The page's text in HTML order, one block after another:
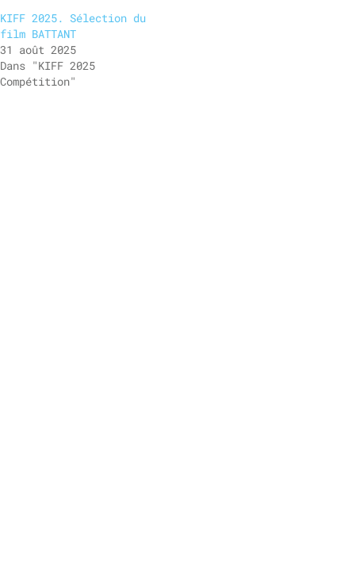
KIFF 2025. Sélection du
film BATTANT
31 août 2025
Dans "KIFF 2025
Compétition"